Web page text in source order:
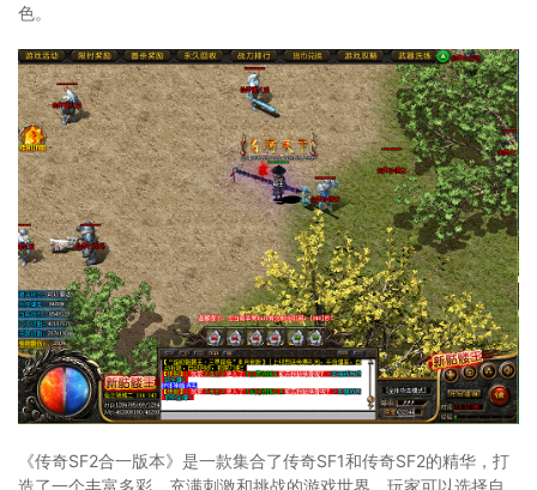
色。
《传奇SF2合一版本》是一款集合了传奇SF1和传奇SF2的精华，打
造了一个丰富多彩、充满刺激和挑战的游戏世界。玩家可以选择自